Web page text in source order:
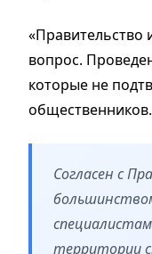
«Правительство
вопрос.
которые не
общественников.
Согласен с
территории